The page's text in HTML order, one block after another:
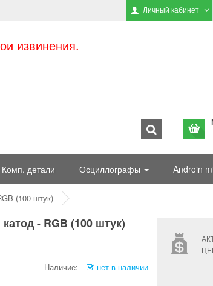
Личный кабинет
извинения.
Комп. детали Осциллографы Androin
(100 штук)
- RGB (100 штук)
Наличие: нет в наличии